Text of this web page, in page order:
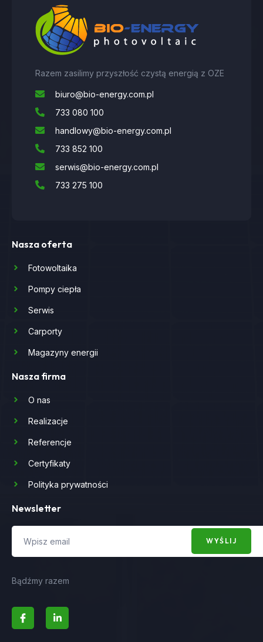
Razem zasilimy przyszłość czystą energią z OZE
biuro@bio-energy.com.pl
733 080 100
handlowy@bio-energy.com.pl
733 852 100
serwis@bio-energy.com.pl
733 275 100
Nasza oferta
Fotowoltaika
Pompy ciepła
Serwis
Carporty
Magazyny energii
Nasza firma
O nas
Realizacje
Referencje
Certyfikaty
Polityka prywatności
Newsletter
WYŚLIJ
Bądźmy razem